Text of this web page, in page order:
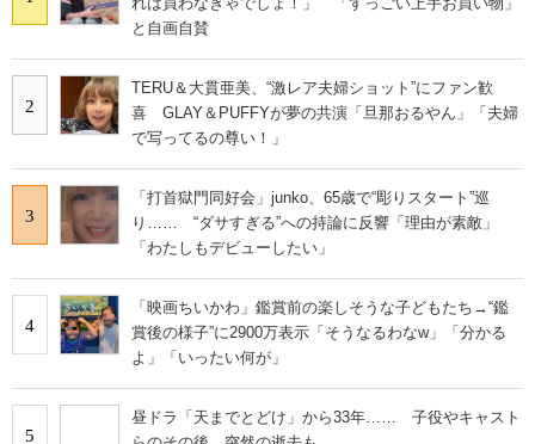
と自画自賛
2
TERU＆大貫亜美、“激レア夫婦ショット”にファン歓
喜 GLAY＆PUFFYが夢の共演「旦那おるやん」「夫婦
で写ってるの尊い！」
3
「打首獄門同好会」junko、65歳で“彫りスタート”巡
り…… “ダサすぎる”への持論に反響「理由が素敵」
「わたしもデビューしたい」
4
「映画ちいかわ」鑑賞前の楽しそうな子どもたち→“鑑
賞後の様子”に2900万表示「そうなるわなw」「分かる
よ」「いったい何が」
5
昼ドラ「天までとどけ」から33年…… 子役やキャスト